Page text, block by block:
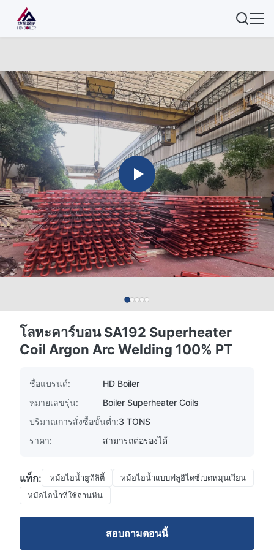
โลหะคาร์บอน SA192 Superheater
Coil Argon Arc Welding 100% PT
ชื่อแบรนด์:
HD Boiler
หมายเลขรุ่น:
Boiler Superheater Coils
ปริมาณการสั่งซื้อขั้นต่ำ:3 TONS
ราคา:
สามารถต่อรองได้
แท็ก: หม้อไอน้ำยูทิลิตี้
หม้อไอน้ำแบบฟลูอิไดซ์เบดหมุนเวียน
หม้อไอน้ำที่ใช้ถ่านหิน
สอบถามตอนนี้